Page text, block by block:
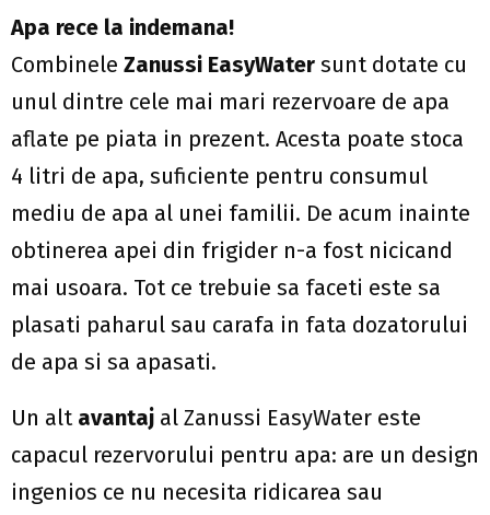
Apa rece la indemana!
Combinele Zanussi EasyWater sunt dotate cu
unul dintre cele mai mari rezervoare de apa
aflate pe piata in prezent. Acesta poate stoca
4 litri de apa, suficiente pentru consumul
mediu de apa al unei familii. De acum inainte
obtinerea apei din frigider n-a fost nicicand
mai usoara. Tot ce trebuie sa faceti este sa
plasati paharul sau carafa in fata dozatorului
de apa si sa apasati.
Un alt avantaj al Zanussi EasyWater este
capacul rezervorului pentru apa: are un design
ingenios ce nu necesita ridicarea sau